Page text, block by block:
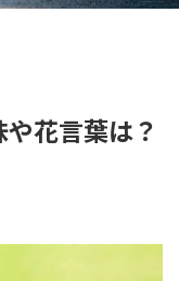
花言葉は？